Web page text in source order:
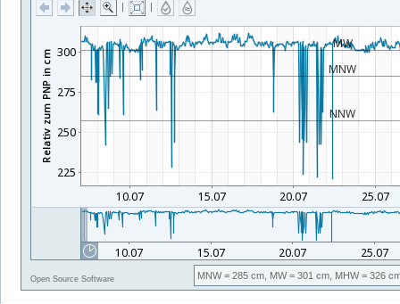
| |
Open Source Software MNW= 285 cm, MW= 301 cm, MHW= 326